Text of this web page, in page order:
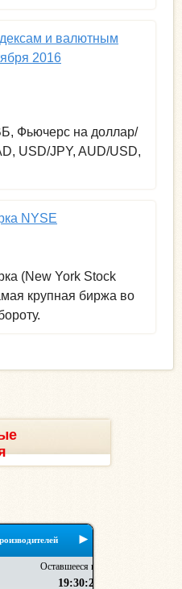
и валютным
2016
Фьючерс на доллар/
USD/JPY, AUD/USD,
NYSE
(New York Stock
крупная биржа во